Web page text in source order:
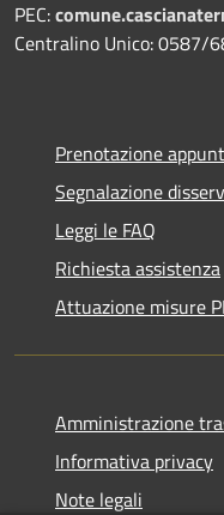
PEC:
Centralino Unico: 0587/
Prenotazione
Segnalazione
Leggi le FAQ
Richiesta assistenza
Attuazione misure
Amministrazione
Informativa privacy
Note legali